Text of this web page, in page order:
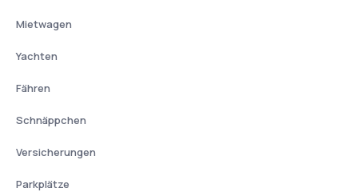
Mietwagen
Yachten
Fähren
Schnäppchen
Versicherungen
Parkplätze